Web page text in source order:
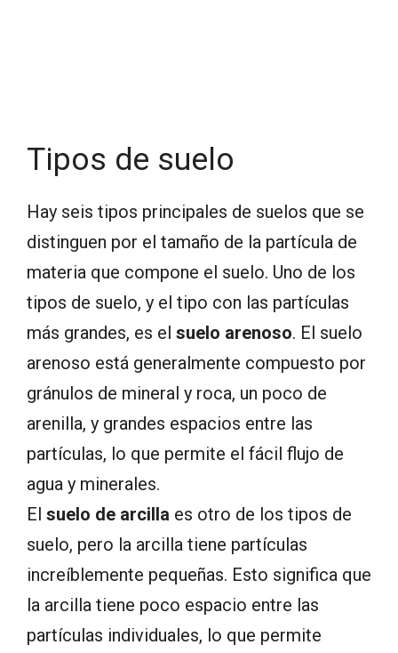
Tipos de suelo
Hay seis tipos principales de suelos que se
distinguen por el tamaño de la partícula de
materia que compone el suelo. Uno de los
tipos de suelo, y el tipo con las partículas
más grandes, es el suelo arenoso. El suelo
arenoso está generalmente compuesto por
gránulos de mineral y roca, un poco de
arenilla, y grandes espacios entre las
partículas, lo que permite el fácil flujo de
agua y minerales.
El suelo de arcilla es otro de los tipos de
suelo, pero la arcilla tiene partículas
increíblemente pequeñas. Esto significa que
la arcilla tiene poco espacio entre las
partículas individuales, lo que permite